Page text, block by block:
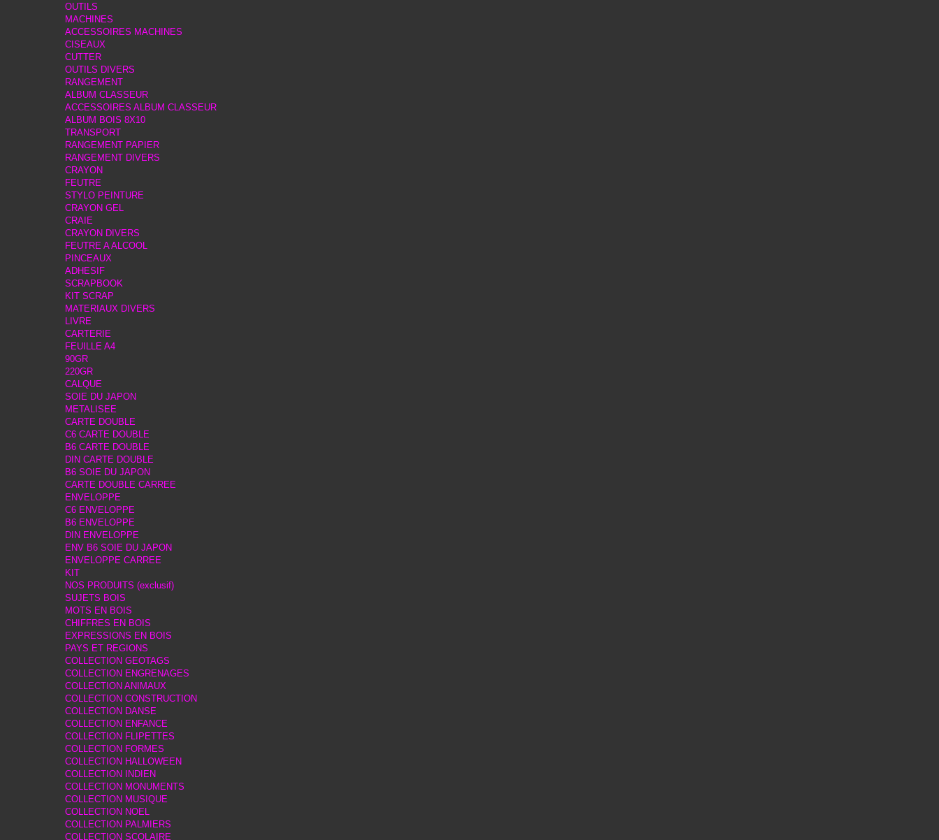
OUTILS
MACHINES
ACCESSOIRES MACHINES
CISEAUX
CUTTER
OUTILS DIVERS
RANGEMENT
ALBUM CLASSEUR
ACCESSOIRES ALBUM CLASSEUR
ALBUM BOIS 8X10
TRANSPORT
RANGEMENT PAPIER
RANGEMENT DIVERS
CRAYON
FEUTRE
STYLO PEINTURE
CRAYON GEL
CRAIE
CRAYON DIVERS
FEUTRE A ALCOOL
PINCEAUX
ADHESIF
SCRAPBOOK
KIT SCRAP
MATERIAUX DIVERS
LIVRE
CARTERIE
FEUILLE A4
90GR
220GR
CALQUE
SOIE DU JAPON
METALISEE
CARTE DOUBLE
C6 CARTE DOUBLE
B6 CARTE DOUBLE
DIN CARTE DOUBLE
B6 SOIE DU JAPON
CARTE DOUBLE CARREE
ENVELOPPE
C6 ENVELOPPE
B6 ENVELOPPE
DIN ENVELOPPE
ENV B6 SOIE DU JAPON
ENVELOPPE CARREE
KIT
NOS PRODUITS (exclusif)
SUJETS BOIS
MOTS EN BOIS
CHIFFRES EN BOIS
EXPRESSIONS EN BOIS
PAYS ET REGIONS
COLLECTION GEOTAGS
COLLECTION ENGRENAGES
COLLECTION ANIMAUX
COLLECTION CONSTRUCTION
COLLECTION DANSE
COLLECTION ENFANCE
COLLECTION FLIPETTES
COLLECTION FORMES
COLLECTION HALLOWEEN
COLLECTION INDIEN
COLLECTION MONUMENTS
COLLECTION MUSIQUE
COLLECTION NOEL
COLLECTION PALMIERS
COLLECTION SCOLAIRE